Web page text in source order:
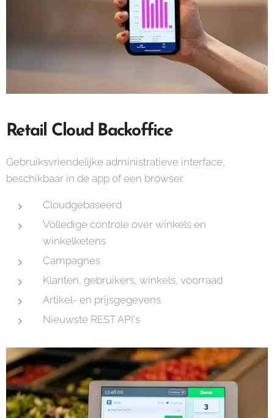
Retail Cloud Backoffice
Gebruiksvriendelijke administratieve interface,
beschikbaar in de app of een browser.
Cloudgebaseerd
Volledige controle over winkels en
winkelketens
Campagnes
Klanten, gebruikers, winkels, voorraad
Artikel- en prijsgegevens
Nieuwste REST API's